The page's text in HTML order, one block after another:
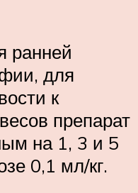
ранней
для
к
препарат
на 1, 3 и 5
0,1 мл/кг.